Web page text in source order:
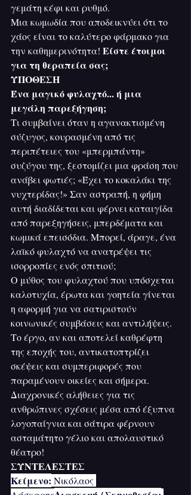
γεμάτη κέφι και ρυθμό.
Μια κωμωδία που αποδεικνύει ότι το
χάος είναι το καλύτερο φάρμακο για
την καθημερινότητα! Είστε έτοιμοι
για τη θεραπεία σας;
ΥΠΟΘΕΣΗ
Ένα μαγικό φυλαχτό... ή μια
μεγάλη παρεξήγηση;
Τι συμβαίνει όταν η αγανακτισμένη
σύζυγος, κουρασμένη από τις
περιπέτειες του «μπερμπάντη»
συζύγου της, ξεστομίζει μια φράση που
ανάβει φωτιές; «Έχει το κοκαλάκι της
νυχτερίδας!» Σαν αστραπή, η φήμη
αυτή διαδίδεται και φέρνει καταιγίδα
από παρεξηγήσεις, μπερδέματα και
κωμικά επεισόδια. Μπορεί, άραγε, ένα
λαϊκό φυλαχτό να ανατρέψει τις
ισορροπίες ενός σπιτιού;
Ο μύθος του φυλαχτού που υπόσχεται
καλοτυχία, έρωτα και γοητεία γίνεται
η αφορμή για να σατιριστούν
κοινωνικές συμβάσεις και αντιλήψεις.
Το έργο, αν και αποτελεί καθρέφτη
της εποχής του, αντικατοπτρίζει
σκέψεις και συμπεριφορές που
παραμένουν οικείες και σήμερα.
Διαχρονικές αλήθειες για τις
ανθρώπινες σχέσεις μέσα από έξυπνα
λογοπαίγνια και σάτιρα φέρνουν
ασταμάτητο γέλιο και απολαυστικό
θέατρο!
ΣΥΝΤΕΛΕΣΤΕΣ
Κείμενο: Νικόλαος